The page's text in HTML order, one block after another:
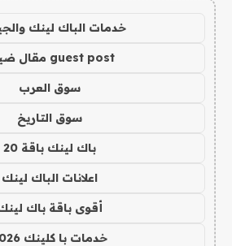
خدمات الباك لينك
guest post مقال ضيف
سوق العرب
سوق التاريخ
باك لينك باقة 20
اعلانات الباك لينك
أقوى باقة باك
خدمات با كلينك 2026